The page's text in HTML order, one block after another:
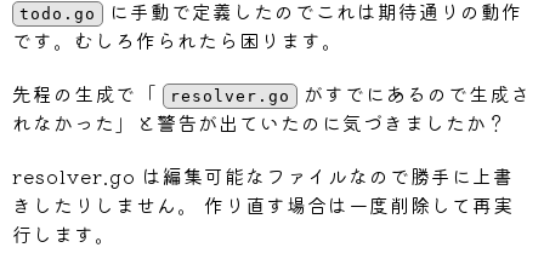
todo.go
に手動で定義したのでこれは期待通りの動作
です。むしろ作られたら困ります。
先程の生成で「
resolver.go
がすでにあるので生成さ
れなかった」と警告が出ていたのに気づきましたか？
resolver.go は編集可能なファイルなので勝手に上書
きしたりしません。 作り直す場合は一度削除して再実
行します。